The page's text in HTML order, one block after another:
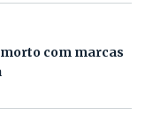
com marcas